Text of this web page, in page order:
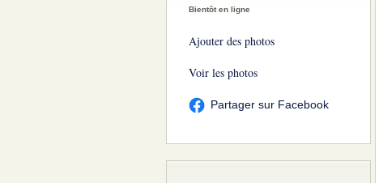
Bientôt en ligne
Ajouter des photos
Voir les photos
Partager sur Facebook